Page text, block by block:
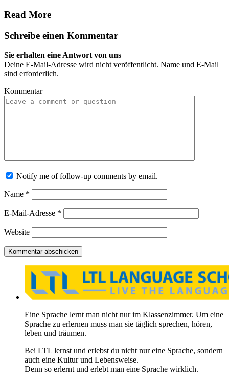
Read More
Schreibe einen Kommentar
Sie erhalten eine Antwort von uns
Deine E-Mail-Adresse wird nicht veröffentlicht. Name und E-Mail
sind erforderlich.
Kommentar
Notify me of follow-up comments by email.
Name *
E-Mail-Adresse *
Website
Eine Sprache lernt man nicht nur im Klassenzimmer. Um eine
Sprache zu erlernen muss man sie täglich sprechen, hören,
leben und träumen.
Bei LTL lernst und erlebst du nicht nur eine Sprache, sondern
auch eine Kultur und Lebensweise.
Denn so erlernt und erlebt man eine Sprache wirklich.